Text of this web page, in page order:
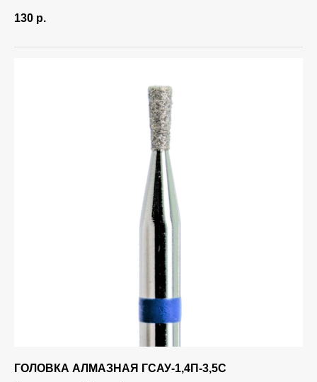
130 р.
ГОЛОВКА АЛМАЗНАЯ ГСАУ-1,4П-3,5С